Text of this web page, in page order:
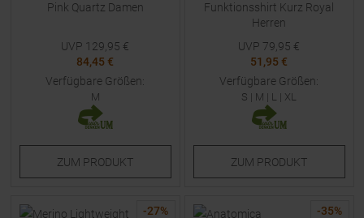
Pink Quartz Damen
UVP 129,95 €
84,45 €
Verfügbare Größen:
M
ZUM PRODUKT
Funktionsshirt Kurz Royal
Herren
UVP 79,95 €
51,95 €
Verfügbare Größen:
S | M | L | XL
ZUM PRODUKT
-27% -35%